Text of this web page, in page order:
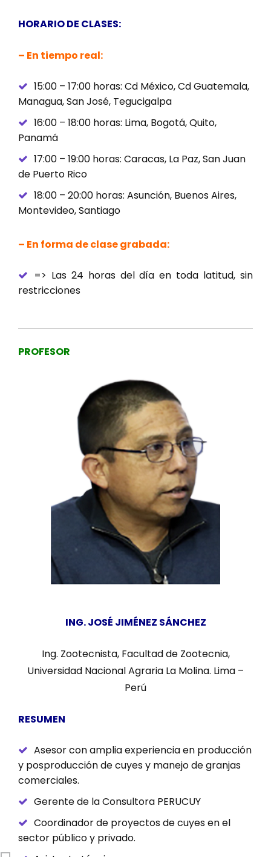
HORARIO DE CLASES:
– En tiempo real:
15:00 – 17:00 horas: Cd México, Cd Guatemala,
Managua, San José, Tegucigalpa
16:00 – 18:00 horas: Lima, Bogotá, Quito,
Panamá
17:00 – 19:00 horas: Caracas, La Paz, San Juan
de Puerto Rico
18:00 – 20:00 horas: Asunción, Buenos Aires,
Montevideo, Santiago
– En forma de clase grabada:
=> Las 24 horas del día en toda latitud, sin
restricciones
PROFESOR
ING. JOSÉ JIMÉNEZ SÁNCHEZ
Ing. Zootecnista, Facultad de Zootecnia,
Universidad Nacional Agraria La Molina. Lima –
Perú
RESUMEN
Asesor con amplia experiencia en producción
y posproducción de cuyes y manejo de granjas
comerciales.
Gerente de la Consultora PERUCUY
Coordinador de proyectos de cuyes en el
sector público y privado.